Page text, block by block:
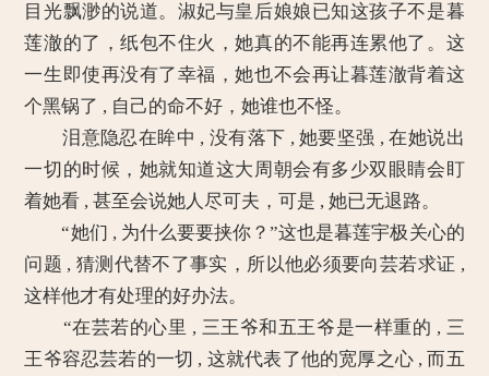
目光飘渺的说道。淑妃与皇后娘娘已知这孩子不是暮
莲澈的了，纸包不住火，她真的不能再连累他了。这
一生即使再没有了幸福，她也不会再让暮莲澈背着这
个黑锅了 , 自己的命不好，她谁也不怪。
泪意隐忍在眸中 , 没有落下 , 她要坚强 , 在她说出
一切的时候，她就知道这大周朝会有多少双眼睛会盯
着她看 , 甚至会说她人尽可夫，可是 , 她已无退路。
“她们 , 为什么要要挟你？”这也是暮莲宇极关心的
问题 , 猜测代替不了事实，所以他必须要向芸若求证 ,
这样他才有处理的好办法。
“在芸若的心里 , 三王爷和五王爷是一样重的 , 三
王爷容忍芸若的一切 , 这就代表了他的宽厚之心 , 而五